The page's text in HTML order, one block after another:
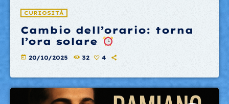
CURIOSITÀ
Cambio dell’orario: torna
l’ora solare
today 20/10/2025 32 4